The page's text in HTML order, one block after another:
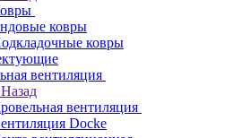
ковры
ковры
вентиляция
Назад
вентиляция
Docke